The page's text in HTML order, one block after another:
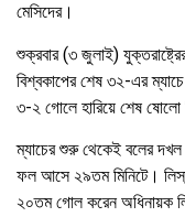
মেসিদের।
শুক্রবার (৩ জুলাই)
বিশ্বকাপের শেষ ৩২-এর
৩-২ গোলে হারিয়ে শেষ ষোলো
ম্যাচের শুরু থেকেই বলের
ফল আসে ২৯তম মিনিটে।
২০তম গোল করেন অধিনায়ক